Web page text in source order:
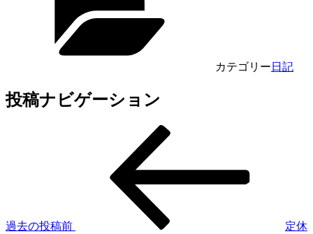
カテゴリー 日記
投稿ナビゲーション
過去の投稿前 定休